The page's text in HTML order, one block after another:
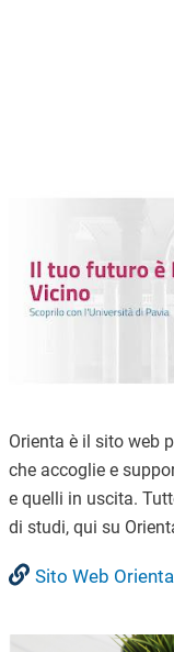
Orienta è il sito web
che accoglie e
e quelli in uscita.
di studi, qui su
Sito Web